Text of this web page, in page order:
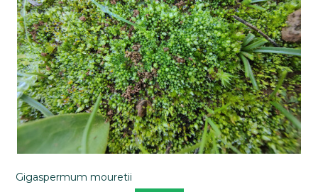
Gigaspermum mouretii